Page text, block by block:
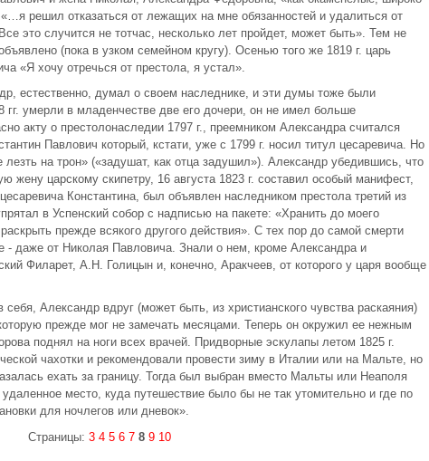
решил отказаться от лежащих на мне обязанностей и удалиться от
это случится не тотчас, несколько лет пройдет, может быть». Тем не
(пока в узком семейном кругу). Осенью того же 1819 г. царь
«Я хочу отречься от престола, я устал».
естественно, думал о своем наследнике, и эти думы тоже были
гг. умерли в младенчестве две его дочери, он не имел больше
акту о престолонаследии 1797 г., преемником Александра считался
Павлович который, кстати, уже с 1799 г. носил титул цесаревича. Но
лезть на трон» («задушат, как отца задушил»). Александр убедившись, что
жену царскому скипетру, 16 августа 1823 г. составил особый манифест,
Константина, был объявлен наследником престола третий из
в Успенский собор с надписью на пакете: «Хранить до моего
прежде всякого другого действия». С тех пор до самой смерти
- даже от Николая Павловича. Знали о нем, кроме Александра и
Филарет, А.Н. Голицын и, конечно, Аракчеев, от которого у царя вообще
Александр вдруг (может быть, из христианского чувства раскаяния)
прежде мог не замечать месяцами. Теперь он окружил ее нежным
поднял на ноги всех врачей. Придворные эскулапы летом 1825 г.
чахотки и рекомендовали провести зиму в Италии или на Мальте, но
ехать за границу. Тогда был выбран вместо Мальты или Неаполя
место, куда путешествие было бы не так утомительно и где по
для ночлегов или дневок».
Страницы: 3 4 5 6 7 8 9 10